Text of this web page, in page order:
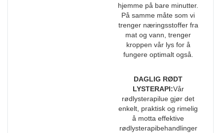
hjemme på bare minutter.
På samme måte som vi
trenger næringsstoffer fra
mat og vann, trenger
kroppen vår lys for å
fungere optimalt også.
DAGLIG RØDT
LYSTERAPI:Vår
rødlysterapilue gjør det
enkelt, praktisk og rimelig
å motta effektive
rødlysterapibehandlinger